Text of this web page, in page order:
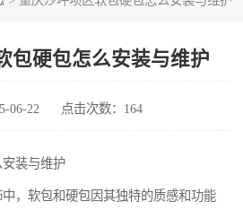
包硬包怎么安装与维护
06-22 点击次数：164
装与维护
，软包和硬包因其独特的质感和功能